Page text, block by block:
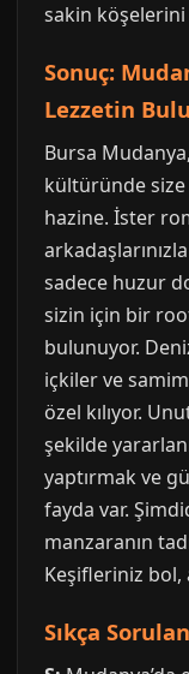
sakin
Sonuç:
Lezzetin
Bursa
kültüründe
hazine. İster
sadece huzur
sizin için bir
bulunuyor.
içkiler ve
özel kılıyor.
şekilde
yaptırmak ve
fayda var.
manzaranın
Keşifleriniz bol,
Sıkça